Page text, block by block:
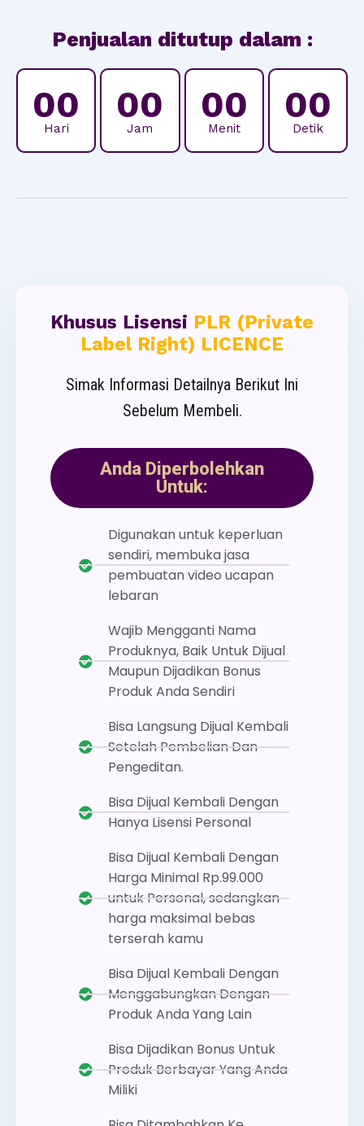
Penjualan ditutup dalam :
00
Hari
00
Jam
00
Menit
00
Detik
Khusus Lisensi PLR (Private
Label Right) LICENCE
Simak Informasi Detailnya Berikut Ini
Sebelum Membeli.
Anda Diperbolehkan
Untuk:
Digunakan untuk keperluan
sendiri, membuka jasa
pembuatan video ucapan
lebaran
Wajib Mengganti Nama
Produknya, Baik Untuk Dijual
Maupun Dijadikan Bonus
Produk Anda Sendiri
Bisa Langsung Dijual Kembali
Setelah Pembelian Dan
Pengeditan.
Bisa Dijual Kembali Dengan
Hanya Lisensi Personal
Bisa Dijual Kembali Dengan
Harga Minimal Rp.99.000
untuk Personal, sedangkan
harga maksimal bebas
terserah kamu
Bisa Dijual Kembali Dengan
Menggabungkan Dengan
Produk Anda Yang Lain
Bisa Dijadikan Bonus Untuk
Produk Berbayar Yang Anda
Miliki